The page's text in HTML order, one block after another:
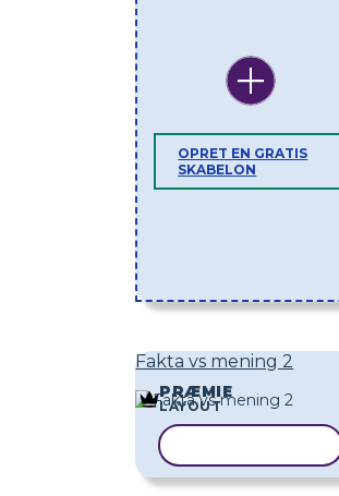
OPRET EN GRATIS
SKABELON
Fakta vs mening 2
PRÆMIE
LAYOUT